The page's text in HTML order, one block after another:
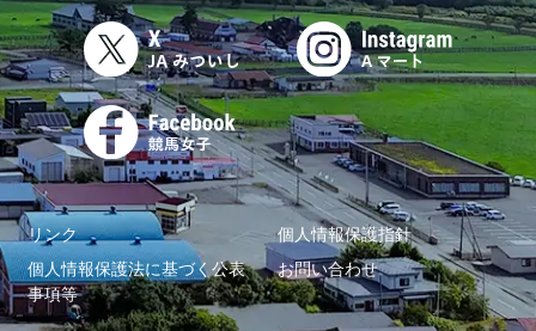
リンク
個人情報保護指針
個人情報保護法に基づく公表
事項等
お問い合わせ